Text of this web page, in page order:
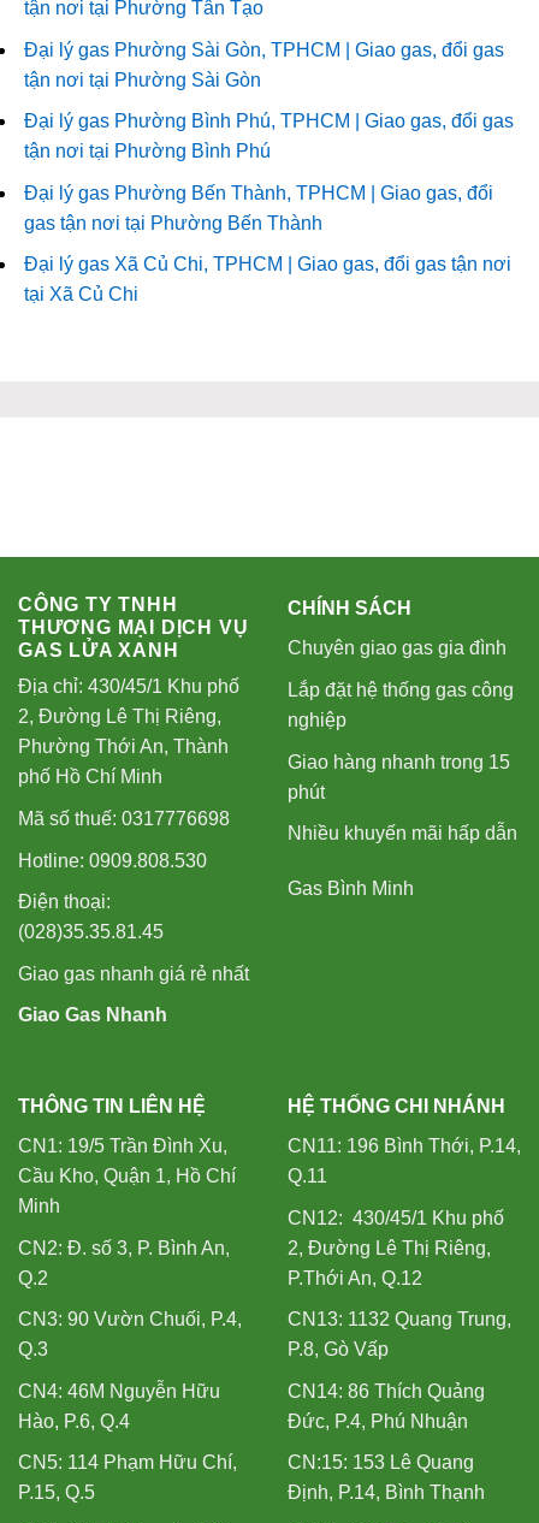
tận nơi tại Phường Tân Tạo
Đại lý gas Phường Sài Gòn, TPHCM | Giao gas, đổi gas
tận nơi tại Phường Sài Gòn
Đại lý gas Phường Bình Phú, TPHCM | Giao gas, đổi gas
tận nơi tại Phường Bình Phú
Đại lý gas Phường Bến Thành, TPHCM | Giao gas, đổi
gas tận nơi tại Phường Bến Thành
Đại lý gas Xã Củ Chi, TPHCM | Giao gas, đổi gas tận nơi
tại Xã Củ Chi
CÔNG TY TNHH
THƯƠNG MẠI DỊCH VỤ
GAS LỬA XANH
Địa chỉ: 430/45/1 Khu phố
2, Đường Lê Thị Riêng,
Phường Thới An, Thành
phố Hồ Chí Minh
Mã số thuế: 0317776698
Hotline: 0909.808.530
Điện thoại:
(028)35.35.81.45
Giao gas nhanh giá rẻ nhất
Giao Gas Nhanh
CHÍNH SÁCH
Chuyên giao gas gia đình
Lắp đặt hệ thống gas công
nghiệp
Giao hàng nhanh trong 15
phút
Nhiều khuyến mãi hấp dẫn
Gas Bình Minh
THÔNG TIN LIÊN HỆ
CN1: 19/5 Trần Đình Xu,
Cầu Kho, Quận 1, Hồ Chí
Minh
CN2: Đ. số 3, P. Bình An,
Q.2
CN3: 90 Vườn Chuối, P.4,
Q.3
CN4: 46M Nguyễn Hữu
Hào, P.6, Q.4
CN5: 114 Phạm Hữu Chí,
P.15, Q.5
HỆ THỐNG CHI NHÁNH
CN11: 196 Bình Thới, P.14,
Q.11
CN12: 430/45/1 Khu phố
2, Đường Lê Thị Riêng,
P.Thới An, Q.12
CN13: 1132 Quang Trung,
P.8, Gò Vấp
CN14: 86 Thích Quảng
Đức, P.4, Phú Nhuận
CN:15: 153 Lê Quang
Định, P.14, Bình Thạnh